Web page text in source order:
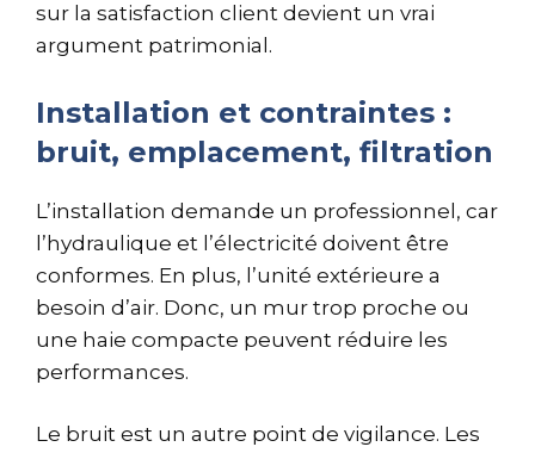
sur la satisfaction client devient un vrai
argument patrimonial.
Installation et contraintes :
bruit, emplacement, filtration
L’installation demande un professionnel, car
l’hydraulique et l’électricité doivent être
conformes. En plus, l’unité extérieure a
besoin d’air. Donc, un mur trop proche ou
une haie compacte peuvent réduire les
performances.
Le bruit est un autre point de vigilance. Les